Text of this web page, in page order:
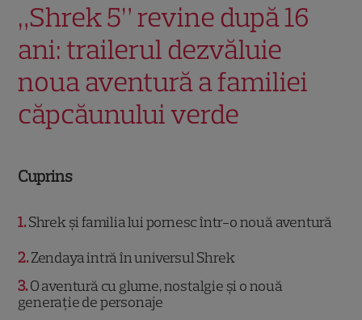
„Shrek 5” revine după 16
ani: trailerul dezvăluie
noua aventură a familiei
căpcăunului verde
Cuprins
1 Shrek și familia lui pornesc într-o nouă aventură
2 Zendaya intră în universul Shrek
3 O aventură cu glume, nostalgie și o nouă
generație de personaje